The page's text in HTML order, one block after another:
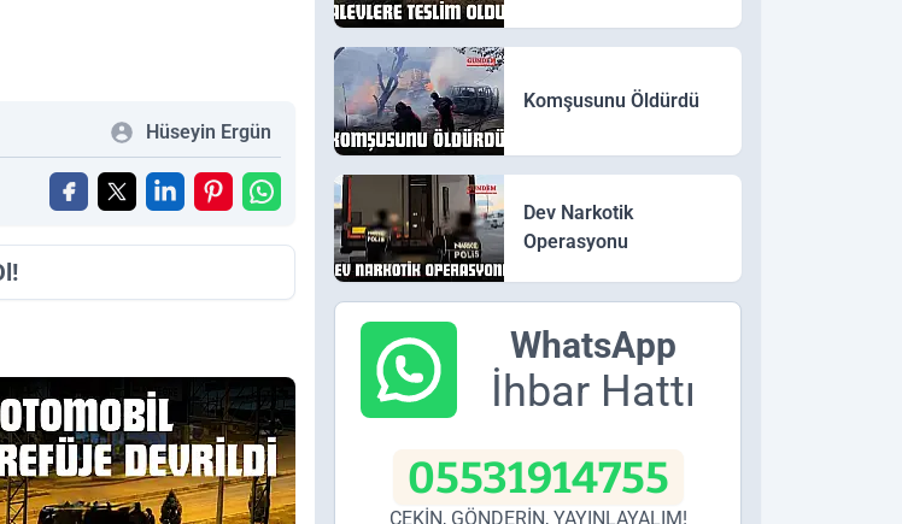
Hüseyin Ergün
Komşusunu Öldürdü
Dev Narkotik
Operasyonu
WhatsApp
İhbar Hattı
05531914755
ÇEKİN, GÖNDERİN, YAYINLAYALIM!